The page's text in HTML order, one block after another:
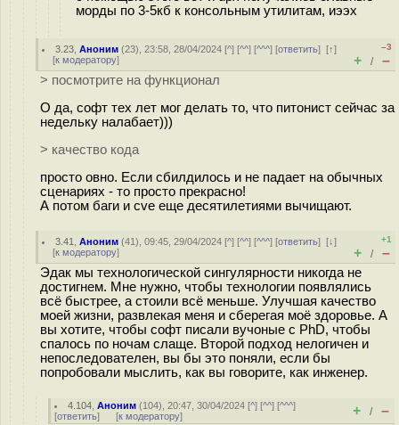
морды по 3-5кб к консольным утилитам, иээх
3.23 ,Аноним (23), 23:58, 28/04/2024 [^] [^^] [^^^] [ответить][↑]
[к модератору]
–3
+ / –
> посмотрите на функционал
О да, софт тех лет мог делать то, что питонист сейчас за
недельку налабает)))
> качество кода
просто овно. Если сбилдилось и не падает на обычных
сценариях - то просто прекрасно!
А потом баги и cve еще десятилетиями вычищают.
3.41 ,Аноним (41), 09:45, 29/04/2024 [^] [^^] [^^^] [ответить][↓]
[к модератору]
+1
+ / –
Эдак мы технологической сингулярности никогда не
достигнем. Мне нужно, чтобы технологии появлялись
всё быстрее, а стоили всё меньше. Улучшая качество
моей жизни, развлекая меня и сберегая моё здоровье. А
вы хотите, чтобы софт писали вучоные с PhD, чтобы
спалось по ночам слаще. Второй подход нелогичен и
непоследователен, вы бы это поняли, если бы
попробовали мыслить, как вы говорите, как инженер.
4.104 ,Аноним (104), 20:47, 30/04/2024 [^] [^^] [^^^]
[ответить] [к модератору] + / –